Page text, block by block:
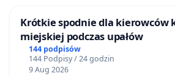
Krótkie spodnie dla kierowców
miejskiej podczas upałów
144 podpisów
144 Podpisy / 24 godzin
9 Aug 2026